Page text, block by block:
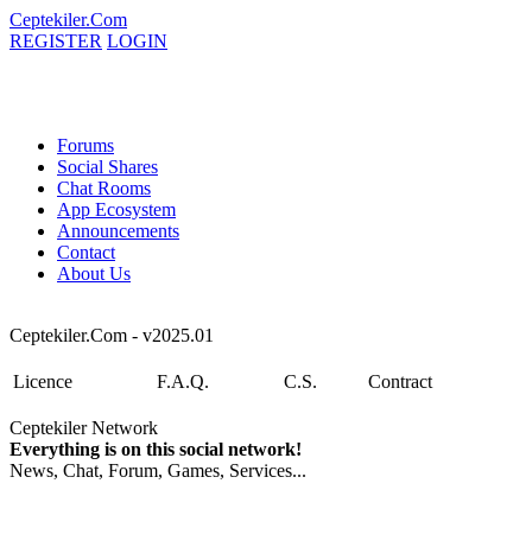
Ceptekiler.Com
REGISTER LOGIN
Forums
Social Shares
Chat Rooms
App Ecosystem
Announcements
Contact
About Us
Ceptekiler.Com - v2025.01
Licence F.A.Q. C.S. Contract
Ceptekiler Network
Everything is on this social network!
News, Chat, Forum, Games, Services...